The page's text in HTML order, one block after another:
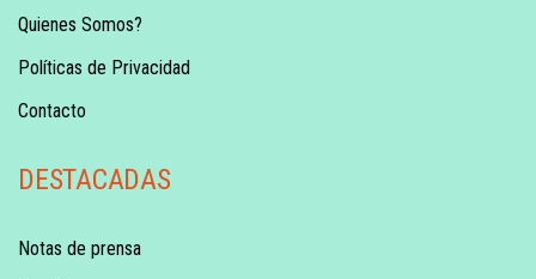
Quienes Somos?
Políticas de Privacidad
Contacto
DESTACADAS
Notas de prensa